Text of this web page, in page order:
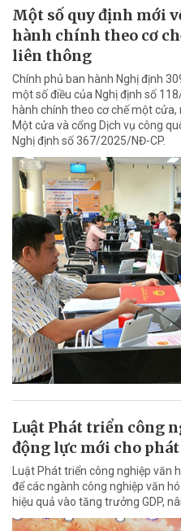
Một số quy định mới
hành chính theo cơ
liên thông
Chính phủ ban hành Nghị định
một số điều của Nghị định số
hành chính theo cơ chế một
Một cửa và cổng Dịch vụ công
Nghị định số 367/2025/NĐ-CP.
Luật Phát triển công
động lực mới cho
Luật Phát triển công nghiệp văn
để các ngành công nghiệp văn
hiệu quả vào tăng trưởng GDP,